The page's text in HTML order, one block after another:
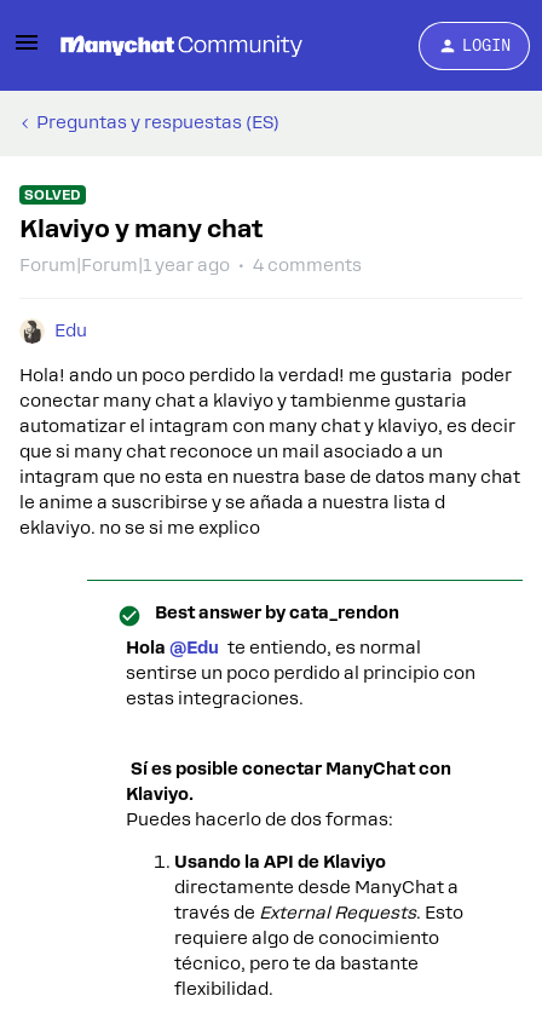
LOGIN
Preguntas y respuestas (ES)
SOLVED
Klaviyo y many chat
Forum|Forum|1 year ago 4 comments
Edu
Hola! ando un poco perdido la verdad! me gustaria poder
conectar many chat a klaviyo y tambienme gustaria
automatizar el intagram con many chat y klaviyo, es decir
que si many chat reconoce un mail asociado a un
intagram que no esta en nuestra base de datos many chat
le anime a suscribirse y se añada a nuestra lista d
eklaviyo. no se si me explico
Best answer bycata_rendon
Hola ​ @Edu te entiendo, es normal
sentirse un poco perdido al principio con
estas integraciones.
Sí es posible conectar ManyChat con
Klaviyo.
Puedes hacerlo de dos formas:
Usando la API de Klaviyo
directamente desde ManyChat a
través de External Requests. Esto
requiere algo de conocimiento
técnico, pero te da bastante
flexibilidad.